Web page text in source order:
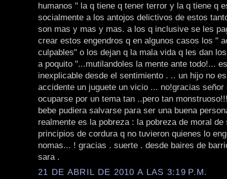
humanos " la q tiene q tener terror y la q tiene q
socialmente a los antojos delictivos de estos
son mas y mas y mas. a los q inclusive se les
crear estos engendros q en algunos casos los "
culpables" o los dejan q la mala vida q les dan
a poquito "...mutilandoles la mente ante todo!...
inexplicable desde el sentimiento . .. un hijo no
accidente un juguete un vicio ... no!gracias
ocuparse por un tema tan ..pero tan
bebe pudiera salvarse para ser una buena
realmente es la pobreza : la pobreza de moral de
principios de cordura q no tuvieron quienes lo
nomas... ! gracias . suerte . desde baires de
sara .
21 DE ABRIL DE 2010 A LAS 3:19 P.M.